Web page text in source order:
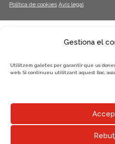
Gestiona el
Utilitzem galetes per garantir que us
web. Si continueu utilitzant aquest lloc,
Política de cookies Avís legal
AMB EL SUPORT DE: